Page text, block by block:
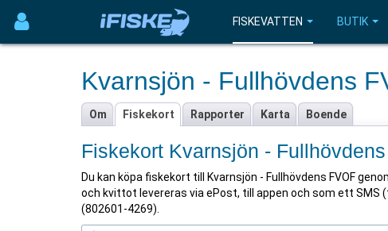
FISKEVATTEN BUTIK
Kvarnsjön - Fullhövdens
Om Fiskekort Rapporter Karta Boende
Fiskekort Kvarnsjön -
Du kan köpa fiskekort till Kvarnsjön - Fullhövdens FVOF
och kvittot levereras via ePost, till appen och som ett SMS
(802601-4269).